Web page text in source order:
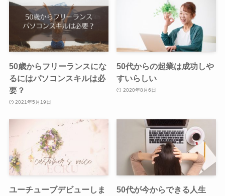
50歳からフリーランスにな
るにはパソコンスキルは必
要？
2021年5月19日
50代からの起業は成功しや
すいらしい
2020年8月6日
ユーチューブデビューしま
50代が今からできる人生